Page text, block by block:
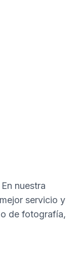
En nuestra
servicio y
de fotografía,